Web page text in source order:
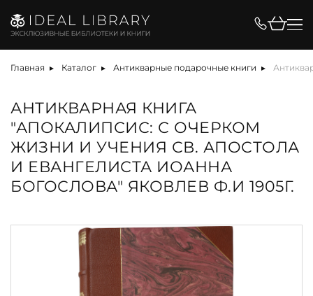
Главная Каталог Антикварные подарочные книги
АНТИКВАРНАЯ КНИГА
"АПОКАЛИПСИС: С ОЧЕРКОМ
ЖИЗНИ И УЧЕНИЯ СВ. АПОСТОЛА
И ЕВАНГЕЛИСТА ИОАННА
БОГОСЛОВА" ЯКОВЛЕВ Ф.И 1905Г.